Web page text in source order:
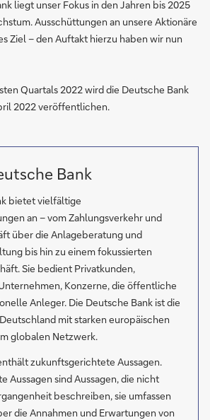
liegt unser Fokus in den Jahren bis 2025
Ausschüttungen an unsere Aktionäre
Ziel – den Auftakt hierzu haben wir nun
Quartals 2022 wird die Deutsche Bank
2022 veröffentlichen.
Bank
bietet vielfältige
an – vom Zahlungsverkehr und
über die Anlageberatung und
bis hin zu einem fokussierten
Sie bedient Privatkunden,
Konzerne, die öffentliche
Anleger. Die Deutsche Bank ist die
mit starken europäischen
globalen Netzwerk.
zukunftsgerichtete Aussagen.
Aussagen sind Aussagen, die nicht
beschreiben, sie umfassen
die Annahmen und Erwartungen von